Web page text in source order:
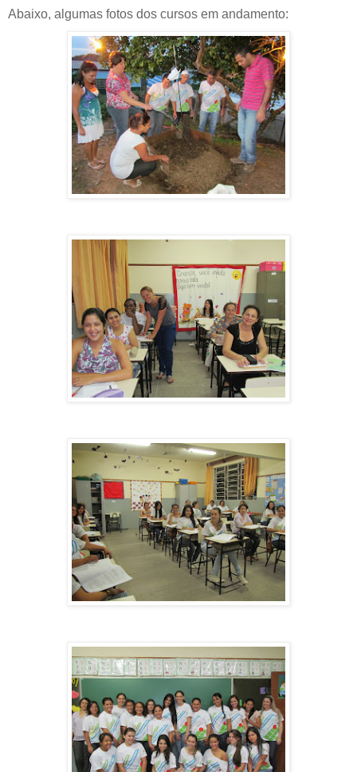
Abaixo, algumas fotos dos cursos em andamento: